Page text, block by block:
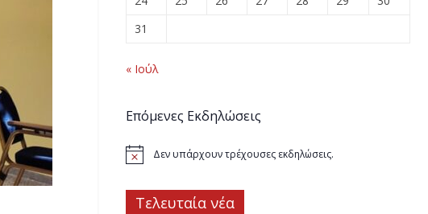
31
« Ιούλ
Επόμενες Εκδηλώσεις
Δεν υπάρχουν τρέχουσες εκδηλώσεις.
Τελευταία νέα